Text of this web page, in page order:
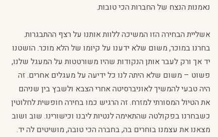
נאמנות הנצח של החברות הכי טובות.
אשליית הבחירה הזו המשיכה ללוות אותנו על רצף ההתבגרות.
בחרנו במוכר, משום שלא ידענו על קיומו של הלא מוכר. הושטנו
יד אך ורק לעבר אותן הנקודות שהיו משורטטות על המעגל שלנו,
פשוט – משום שלא היתה לנו כל ידיעה על מעגלים אחרים. זה
היה טבעי להמשיך לאוניברסיטה אחרי הצבא ולשבץ בין שניהם
את הטיול המסורתי למזרח. זה הרגיש כמו בחירה חופשית לחלוטין
כשבחרנו בפקולטה שהתאימה לנטיות ליבנו וכישורינו. שוב ושוב
מצאנו את עצמנו בוחרים בה, בחברה הכי טובה, מושיטים לה יד.